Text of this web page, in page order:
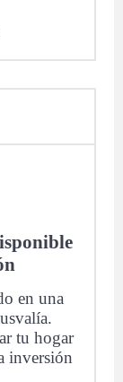
en una
tu hogar
inversión